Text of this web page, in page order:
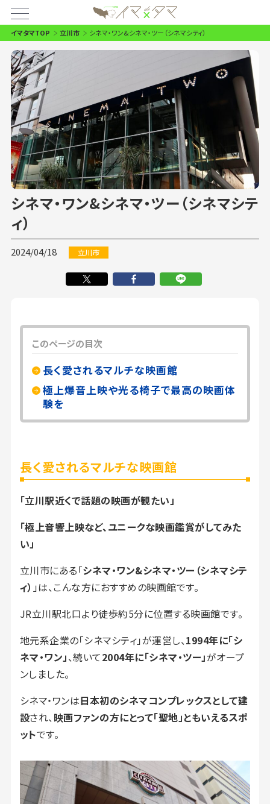
イマタマTOP 立川市 シネマ・ワン&シネマ・ツー（シネマシティ）
シネマ・ワン&シネマ・ツー（シネマシテ
ィ）
2024/04/18 立川市
このページの目次
長く愛されるマルチな映画館
極上爆音上映や光る椅子で最高の映画体
験を
長く愛されるマルチな映画館
「立川駅近くで話題の映画が観たい」
「極上音響上映など、ユニークな映画鑑賞がしてみた
い」
立川市にある「シネマ・ワン&シネマ・ツー（シネマシテ
ィ） 」は、こんな方におすすめの映画館です。
JR立川駅北口より徒歩約5分に位置する映画館です。
地元系企業の「シネマシティ」が運営し、1994年に「シ
ネマ・ワン」、続いて2004年に「シネマ・ツー」がオープ
ンしました。
シネマ・ワンは日本初のシネマコンプレックスとして建
設され、映画ファンの方にとって「聖地」ともいえるスポ
ットです。